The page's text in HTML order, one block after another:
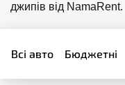
джипів від NamaRent.
Всі авто Бюджетні